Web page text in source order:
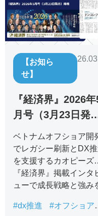
【お知ら
せ】
『経済界』2026年
月号（3月23日発
売）掲載：ベトナ
オフショアでレガ
ー刷新を推進する
オピーズ代表取締
チン・コン・フア
の挑戦
ベトナムオフショア開
でレガシー刷新とDX
を支援するカオピーズ
『経済界』掲載インタ
ューで成長戦略と強み
#dx推進
#オフショア